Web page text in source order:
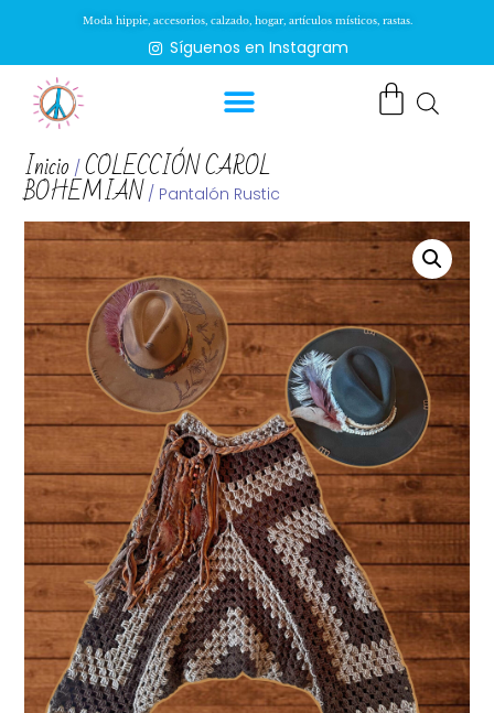
Moda hippie, accesorios, calzado, hogar, artículos místicos, rastas.
Síguenos en Instagram
Inicio /COLECCIÓN CAROL
BOHEMIAN / Pantalón Rustic